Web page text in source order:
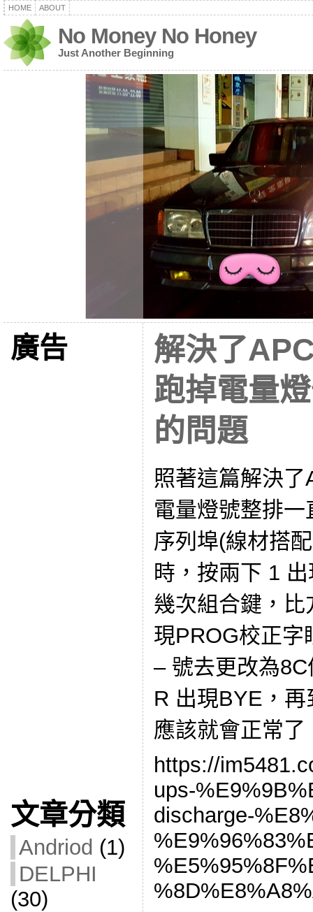
HOME ABOUT
No Money No Honey
Just Another Beginning
廣告
文章分類
Andriod (1)
DELPHI
(30)
解決了
跑掉電量
的問題
照著這篇解決
電量燈號整排
序列埠(線材搭
時，按兩下 1
幾次組合鍵，
現PROG校正字
– 號去更改為
R 出現BYE，
應該就會正常了
https://
ups-
discharge-